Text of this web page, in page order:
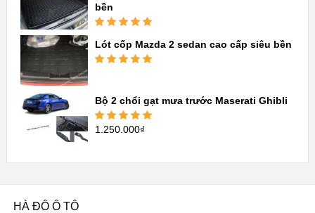
bền
hạng5.005
sao
Lót cốp Mazda 2 sedan cao cấp siêu bền
Bộ 2 chổi gạt mưa trước Maserati Ghibli
Được xếp
1.250.000₫
HÀ ĐÔ Ô TÔ